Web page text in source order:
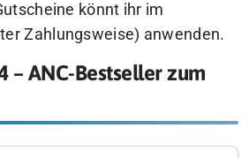
könnt ihr im
Zahlungsweise) anwenden.
– ANC-Bestseller zum